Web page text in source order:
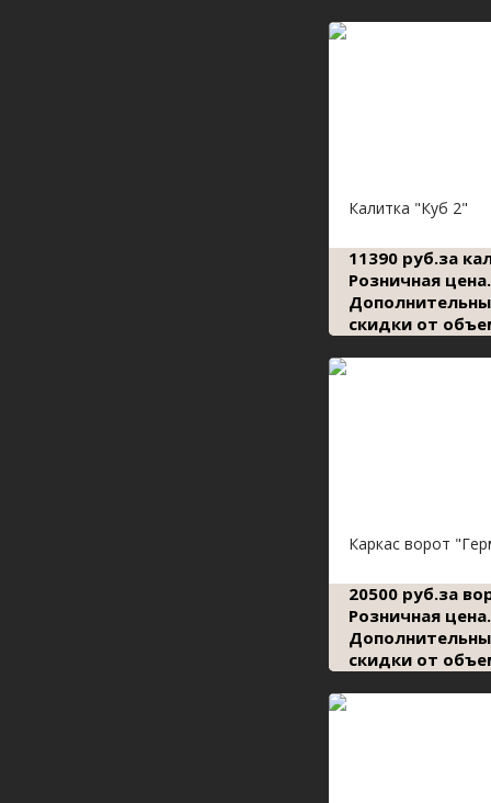
Калитка "Куб 2"
11390 руб.за
Розничная цена.
скидки от
Каркас ворот
20500 руб.за
Розничная цена.
скидки от